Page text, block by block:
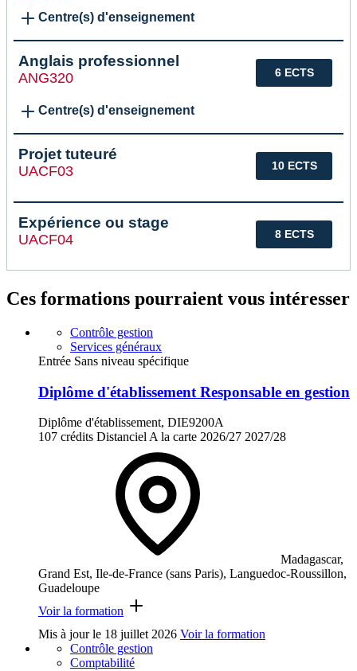
Centre(s) d'enseignement
6 ECTS
Anglais professionnel
ANG320
Centre(s) d'enseignement
10 ECTS
Projet tuteuré
UACF03
8 ECTS
Expérience ou stage
UACF04
Ces formations pourraient vous intéresser
Contrôle gestion
Services généraux
Entrée Sans niveau spécifique
Diplôme d'établissement Responsable en gestion
Diplôme d'établissement, DIE9200A
107 crédits DistancielA la carte 2026/27 2027/28
Madagascar,
Grand Est, Ile-de-France (sans Paris), Languedoc-Roussillon,
Guadeloupe
Voir la formation
Mis à jour le 18 juillet 2026 Voir la formation
Contrôle gestion
Comptabilité